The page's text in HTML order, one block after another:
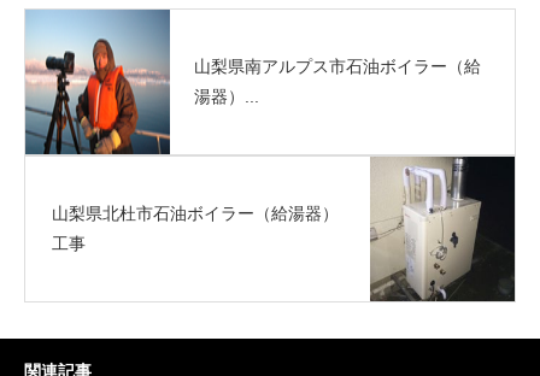
山梨県南アルプス市石油ボイラー（給
湯器）...
山梨県北杜市石油ボイラー（給湯器）
工事
関連記事